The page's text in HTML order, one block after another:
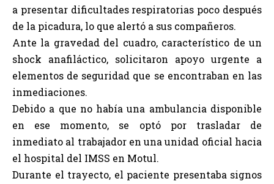
a presentar dificultades respiratorias poco después
de la picadura, lo que alertó a sus compañeros.
Ante la gravedad del cuadro, característico de un
shock anafiláctico, solicitaron apoyo urgente a
elementos de seguridad que se encontraban en las
inmediaciones.
Debido a que no había una ambulancia disponible
en ese momento, se optó por trasladar de
inmediato al trabajador en una unidad oficial hacia
el hospital del IMSS en Motul.
Durante el trayecto, el paciente presentaba signos